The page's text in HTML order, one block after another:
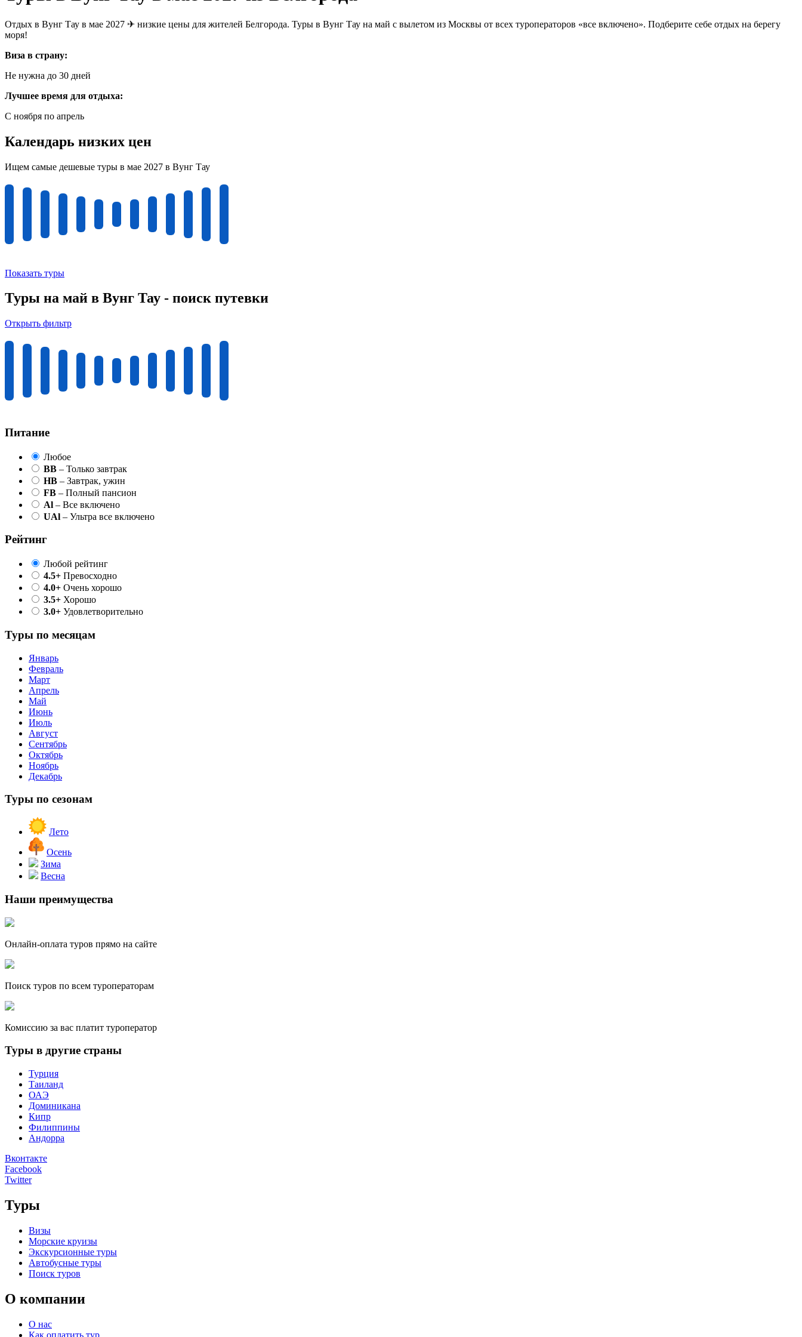
Отдых в Вунг Тау в мае 2027 ✈ низкие цены для жителей Белгорода. Туры в Вунг Тау на май с вылетом из Москвы от всех туроператоров «все включено». Подберите себе отдых на берегу
моря!
Виза в страну:
Не нужна до 30 дней
Лучшее время для отдыха:
С ноября по апрель
Календарь низких цен
Ищем самые дешевые туры в мае 2027 в Вунг Тау
Показать туры
Туры на май в Вунг Тау - поиск путевки
Открыть фильтр
Питание
Любое
BB – Только завтрак
HB – Завтрак, ужин
FB – Полный пансион
Al – Все включено
UAl – Ультра все включено
Рейтинг
Любой рейтинг
4.5+ Превосходно
4.0+ Очень хорошо
3.5+ Хорошо
3.0+ Удовлетворительно
Туры по месяцам
Январь
Февраль
Март
Апрель
Май
Июнь
Июль
Август
Сентябрь
Октябрь
Ноябрь
Декабрь
Туры по сезонам
Лето
Осень
Зима
Весна
Наши преимущества
Онлайн-оплата туров прямо на сайте
Поиск туров по всем туроператорам
Комиссию за вас платит туроператор
Туры в другие страны
Турция
Таиланд
ОАЭ
Доминикана
Кипр
Филиппины
Андорра
Вконтакте
Facebook
Twitter
Туры
Визы
Морские круизы
Экскурсионные туры
Автобусные туры
Поиск туров
О компании
О нас
Как оплатить тур